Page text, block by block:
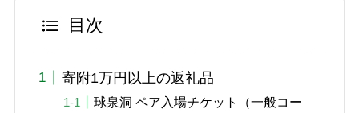
目次
寄附1万円以上の返礼品
球泉洞 ペア入場チケット（一般コー